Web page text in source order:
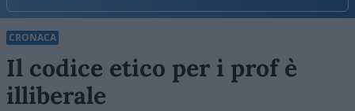
CRONACA
Il codice etico per i prof è
illiberale